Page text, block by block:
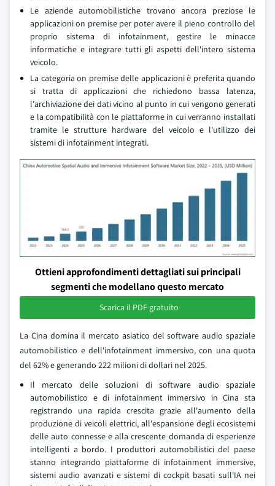
Le aziende automobilistiche trovano ancora preziose le
applicazioni on premise per poter avere il pieno controllo del
proprio sistema di infotainment, gestire le minacce
informatiche e integrare tutti gli aspetti dell'intero sistema
veicolo.
La categoria on premise delle applicazioni è preferita quando
si tratta di applicazioni che richiedono bassa latenza,
l'archiviazione dei dati vicino al punto in cui vengono generati
e la compatibilità con le piattaforme in cui verranno installati
tramite le strutture hardware del veicolo e l'utilizzo dei
sistemi di infotainment integrati.
Ottieni approfondimenti dettagliati sui principali
segmenti che modellano questo mercato
Scarica il PDF gratuito
La Cina domina il mercato asiatico del software audio spaziale
automobilistico e dell'infotainment immersivo, con una quota
del 62% e generando 222 milioni di dollari nel 2025.
Il mercato delle soluzioni di software audio spaziale
automobilistico e di infotainment immersivo in Cina sta
registrando una rapida crescita grazie all'aumento della
produzione di veicoli elettrici, all'espansione degli ecosistemi
delle auto connesse e alla crescente domanda di esperienze
intelligenti a bordo. I produttori automobilistici del paese
stanno integrando piattaforme di infotainment immersive,
sistemi audio avanzati e sistemi di cockpit basati sull'IA nei